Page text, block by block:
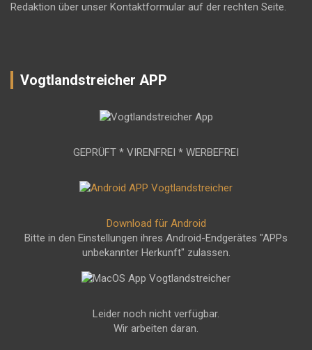
Redaktion über unser Kontaktformular auf der rechten Seite.
Vogtlandstreicher APP
GEPRÜFT * VIRENFREI * WERBEFREI
Download für Android
Bitte in den Einstellungen ihres Android-Endgerätes "APPs
unbekannter Herkunft" zulassen.
Leider noch nicht verfügbar.
Wir arbeiten daran.